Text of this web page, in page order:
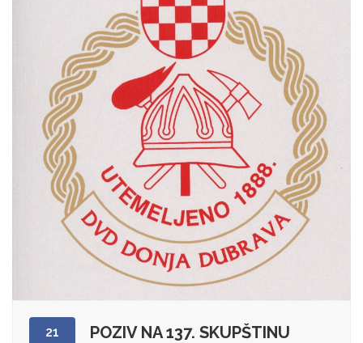
21
POZIV NA 137. SKUPŠTINU